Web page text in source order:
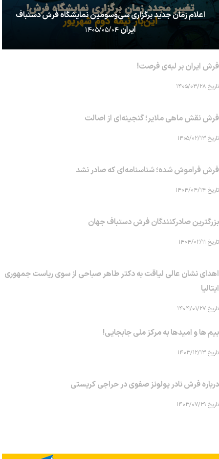
اعلام زمان جدید برگزاری سی‌وسومین نمایشگاه فرش دستباف
ایران۱۴۰۵/۰۵/۰۴
فرش ایران بر لبه‌ی فرصت!
تاریخ ۱۴۰۵/۰۳/۲۸
فرش نقش ماهی‌ ملایر؛ گنجینه‌ای از اصالت
تاریخ ۱۴۰۵/۰۲/۱۳
فرش فراموش شده؛ شناسنامه‌ای که صادر نشد
تاریخ ۱۴۰۴/۰۴/۱۴
بزرگترین صادرکنندگان فرش دستباف جهان
تاریخ ۱۴۰۴/۰۲/۱۱
اهدای نشان عالی لیاقت به دکتر طاهر صباحی از سوی ریاست جمهوری
ایتالیا
تاریخ ۱۴۰۴/۰۱/۲۷
بیم ها و امیدها به مرکز ملی جابجایی!
تاریخ ۱۴۰۳/۱۲/۱۳
درباره فرش نادر پولونز صفوی در حراجی کریستی
تاریخ ۱۴۰۳/۰۷/۲۹